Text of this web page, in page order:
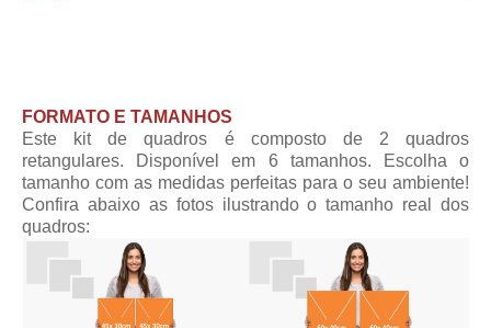
FORMATO E TAMANHOS
Este kit de quadros é composto de 2 quadros
retangulares. Disponível em 6 tamanhos. Escolha o
tamanho com as medidas perfeitas para o seu ambiente!
Confira abaixo as fotos ilustrando o tamanho real dos
quadros: